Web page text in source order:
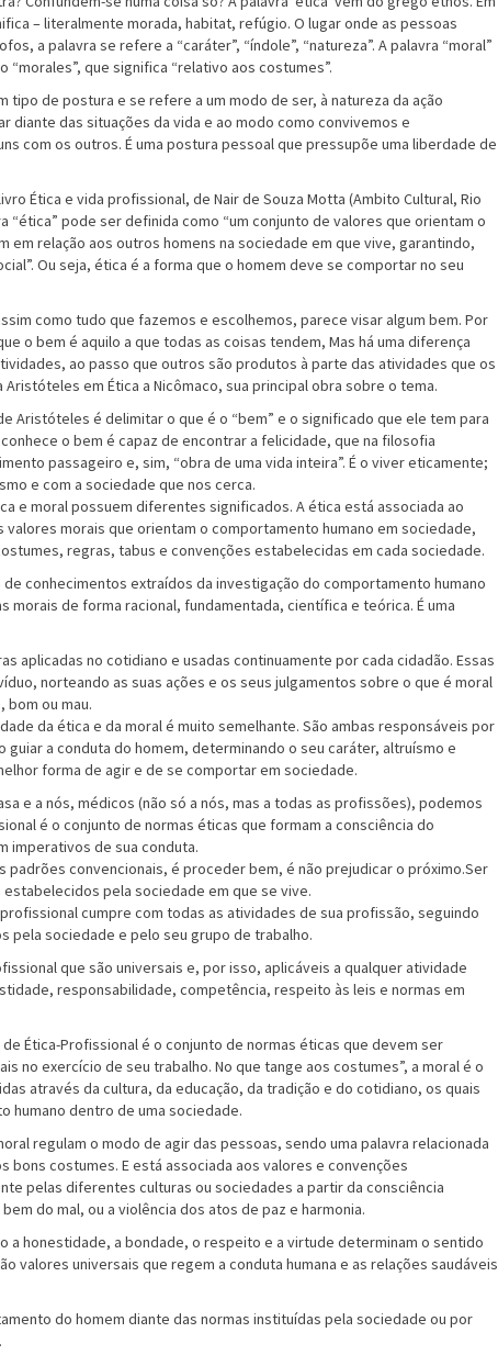
– literalmente morada, habitat, refúgio. O lugar onde as pessoas
a palavra se refere a “caráter”, “índole”, “natureza”. A palavra “moral”
que significa “relativo aos costumes”.
tipo de postura e se refere a um modo de ser, à natureza da ação
diante das situações da vida e ao modo como convivemos e
com os outros. É uma postura pessoal que pressupõe uma liberdade de
Ética e vida profissional, de Nair de Souza Motta (Ambito Cultural, Rio
“ética” pode ser definida como “um conjunto de valores que orientam o
em relação aos outros homens na sociedade em que vive, garantindo,
Ou seja, ética é a forma que o homem deve se comportar no seu
como tudo que fazemos e escolhemos, parece visar algum bem. Por
o bem é aquilo a que todas as coisas tendem, Mas há uma diferença
ao passo que outros são produtos à parte das atividades que os
Aristóteles em Ética a Nicômaco, sua principal obra sobre o tema.
Aristóteles é delimitar o que é o “bem” e o significado que ele tem para
o bem é capaz de encontrar a felicidade, que na filosofia
passageiro e, sim, “obra de uma vida inteira”. É o viver eticamente;
e com a sociedade que nos cerca.
e moral possuem diferentes significados. A ética está associada ao
morais que orientam o comportamento humano em sociedade,
regras, tabus e convenções estabelecidas em cada sociedade.
de conhecimentos extraídos da investigação do comportamento humano
morais de forma racional, fundamentada, científica e teórica. É uma
aplicadas no cotidiano e usadas continuamente por cada cidadão. Essas
norteando as suas ações e os seus julgamentos sobre o que é moral
bom ou mau.
da ética e da moral é muito semelhante. São ambas responsáveis por
guiar a conduta do homem, determinando o seu caráter, altruísmo e
forma de agir e de se comportar em sociedade.
e a nós, médicos (não só a nós, mas a todas as profissões), podemos
é o conjunto de normas éticas que formam a consciência do
imperativos de sua conduta.
padrões convencionais, é proceder bem, é não prejudicar o próximo.Ser
pela sociedade em que se vive.
cumpre com todas as atividades de sua profissão, seguindo
pela sociedade e pelo seu grupo de trabalho.
que são universais e, por isso, aplicáveis a qualquer atividade
responsabilidade, competência, respeito às leis e normas em
Ética-Profissional é o conjunto de normas éticas que devem ser
no exercício de seu trabalho. No que tange aos costumes”, a moral é o
através da cultura, da educação, da tradição e do cotidiano, os quais
humano dentro de uma sociedade.
regulam o modo de agir das pessoas, sendo uma palavra relacionada
bons costumes. E está associada aos valores e convenções
pelas diferentes culturas ou sociedades a partir da consciência
do mal, ou a violência dos atos de paz e harmonia.
a honestidade, a bondade, o respeito e a virtude determinam o sentido
valores universais que regem a conduta humana e as relações saudáveis
do homem diante das normas instituídas pela sociedade ou por